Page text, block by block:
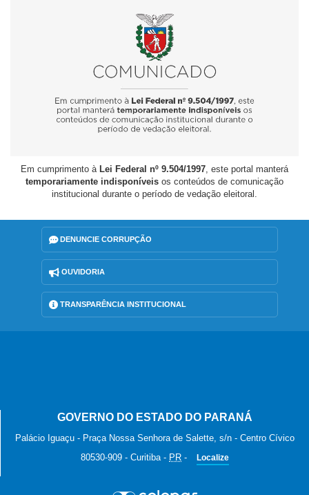
Em cumprimento à Lei Federal nº 9.504/1997, este portal manterá
temporariamente indisponíveis os conteúdos de comunicação
institucional durante o período de vedação eleitoral.
DENUNCIE CORRUPÇÃO
OUVIDORIA
TRANSPARÊNCIA INSTITUCIONAL
GOVERNO DO ESTADO DO PARANÁ
Palácio Iguaçu - Praça Nossa Senhora de Salette, s/n - Centro Cívico
80530-909 - Curitiba- PR - Localize